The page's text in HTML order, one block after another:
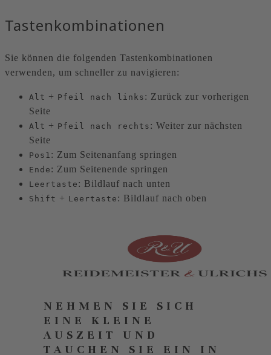
Tastenkombinationen
Sie können die folgenden Tastenkombinationen
verwenden, um schneller zu navigieren:
Alt + Pfeil nach links : Zurück zur vorherigen
Seite
Alt + Pfeil nach rechts : Weiter zur nächsten
Seite
Pos1 : Zum Seitenanfang springen
Ende : Zum Seitenende springen
Leertaste : Bildlauf nach unten
Shift + Leertaste : Bildlauf nach oben
NEHMEN SIE SICH
EINE KLEINE
AUSZEIT UND
TAUCHEN SIE EIN IN